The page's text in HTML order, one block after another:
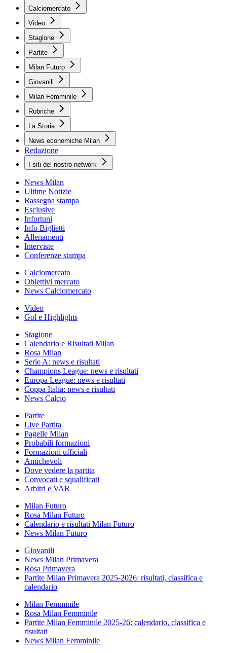
Calciomercato
Video
Stagione
Partite
Milan Futuro
Giovanili
Milan Femminile
Rubriche
La Storia
News economiche Milan
Redazione
I siti del nostro network
News Milan
Ultime Notizie
Rassegna stampa
Esclusive
Infortuni
Info Biglietti
Allenamenti
Interviste
Conferenze stampa
Calciomercato
Obiettivi mercato
News Calciomercato
Video
Gol e Highlights
Stagione
Calendario e Risultati Milan
Rosa Milan
Serie A: news e risultati
Champions League: news e risultati
Europa League: news e risultati
Coppa Italia: news e risultati
News Calcio
Partite
Live Partita
Pagelle Milan
Probabili formazioni
Formazioni ufficiali
Amichevoli
Dove vedere la partita
Convocati e squalificati
Arbitri e VAR
Milan Futuro
Rosa Milan Futuro
Calendario e risultati Milan Futuro
News Milan Futuro
Giovanili
News Milan Primavera
Rosa Primavera
Partite Milan Primavera 2025-2026: risultati, classifica e
calendario
Milan Femminile
Rosa Milan Femminile
Partite Milan Femminile 2025-26: calendario, classifica e
risultati
News Milan Femminile